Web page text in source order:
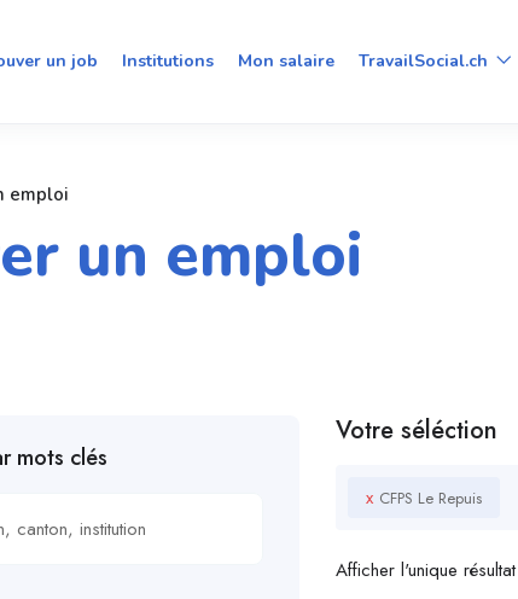
un job Institutions Mon salaire TravailSocial.ch
un emploi
emploi
mots clés
Votre séléction
x CFPS Le Repuis
Afficher l'unique résultat